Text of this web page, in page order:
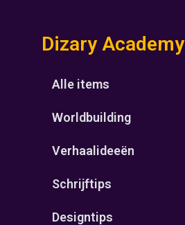
Dizary Academy
Alle items
Worldbuilding
Verhaalideeën
Schrijftips
Designtips